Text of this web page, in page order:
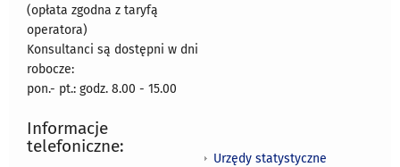
(opłata zgodna z taryfą
operatora)
Konsultanci są dostępni w dni
robocze:
pon.- pt.: godz. 8.00 - 15.00
Informacje
telefoniczne:
Urzędy statystyczne